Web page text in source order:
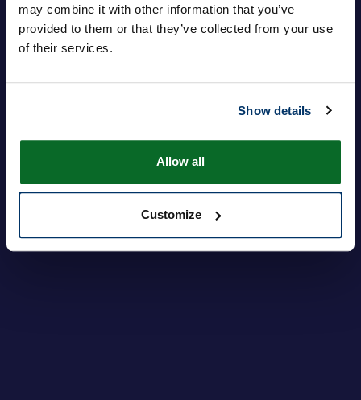
may combine it with other information that you’ve
provided to them or that they’ve collected from your use
of their services.
Show details
Allow all
Customize
パスワード